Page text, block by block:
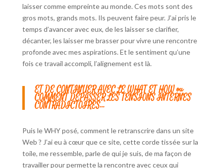
laisser comme empreinte au monde. Ces mots sont des
gros mots, grands mots. Ils peuvent faire peur. J’ai pris le
temps d’avancer avec eux, de les laisser se clarifier,
décanter, les laisser me brasser pour vivre une rencontre
profonde avec mes aspirations. Et le sentiment qu’une
fois ce travail accompli, l’alignement est là.
ET DE CONTINUER AVEC LE WHAT ET HOW ou
COMMENT DÉPASSER LES TENSIONS INTERNES
CONTRADICTOIRES…
Puis le WHY posé, comment le retranscrire dans un site
Web ? J’ai eu à cœur que ce site, cette corde tissée sur la
toile, me ressemble, parle de qui je suis, de ma façon de
travailler pour permette la rencontre avec ceux qui